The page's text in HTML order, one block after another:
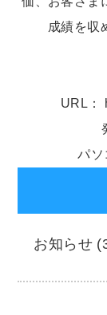
成績を収
URL：
パソ
お知らせ